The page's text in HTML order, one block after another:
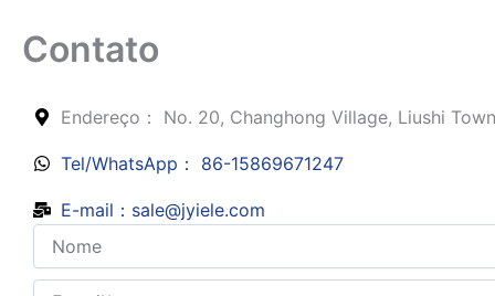
Contato
Endereço： No. 20, Changhong Village, Liushi
Tel/WhatsApp： 86-15869671247
E-mail：sale@jyiele.com